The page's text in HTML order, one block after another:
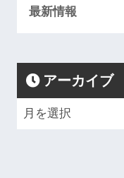
最新情報
アーカイブ